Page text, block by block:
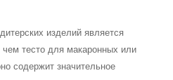
изделий является
тесто для макаронных или
содержит значительное